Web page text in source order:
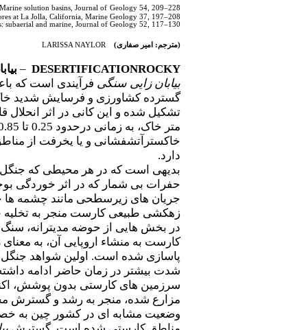
solution basins, Journal of Geology 54, 209–228.
at La Jolla, California, Marine Geology 37, 197–208.
subaerial and marine, Journal of Geology 52, 117–130.
(مترجم: امیر صفاری) LARISSA NAYLOR
ROCKY
DESERTIFICATION
–
بیابان زایی سنگی فرآیندی است که
تشکیل شده و این کانی در اثر
خاکسترآتشفشانی و یا یخرفت از
دارد.
بدیهی است که در هر محیطی که
حفرات بی شمار که در اثر خوردگی
جریان های زیرسطحی مانند چشمه ها
زهکشی طبیعی کارست منجر به
در بخش هایی از حوضه مدیترانه،
کارست به منشاء اروپایی آن، به
شدت بیشتر در زمان حاضر ادامه
سرزمین های کارستی بدون پوشش،
مزارع شده، منجر به رشد و گسترش
وضعیت مشابه ای در کشور چین به